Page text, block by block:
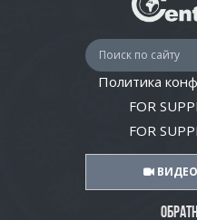
Политика
FOR
FOR